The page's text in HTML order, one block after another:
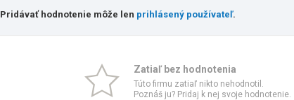
Pridávať hodnotenie môže len prihlásený používateľ.
Zatiaľ bez hodnotenia
Túto firmu zatiaľ nikto nehodnotil.
Poznáš ju? Pridaj k nej svoje hodnotenie.